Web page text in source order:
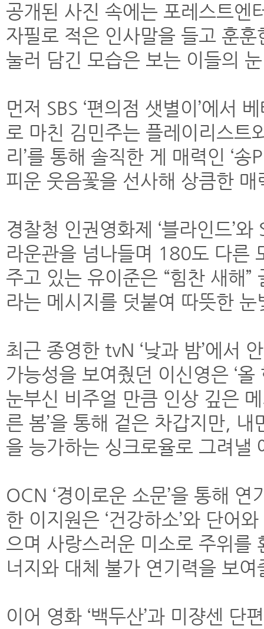
공개된 사진 속에는 포레스트엔
자필로 적은 인사말을 들고 훈
눌러 담긴 모습은 보는 이들의
먼저 SBS ‘편의점 샛별이’에서
로 마친 김민주는 플레이리스트
리’를 통해 솔직한 게 매력인 ‘
피운 웃음꽃을 선사해 상큼한
경찰청 인권영화제 ‘블라인드’
라운관을 넘나들며 180도 다른
주고 있는 유이준은 “힘찬 새해
라는 메시지를 덧붙여 따뜻한
최근 종영한 tvN ‘낮과 밤’에서
가능성을 보여줬던 이신영은 ‘올
눈부신 비주얼 만큼 인상 깊은
른 봄’을 통해 겉은 차갑지만, 내
을 능가하는 싱크로율로 그려낼
OCN ‘경이로운 소문’을 통해
한 이지원은 ‘건강하소’와 단어
으며 사랑스러운 미소로 주위
너지와 대체 불가 연기력을 보
이어 영화 ‘백두산’과 미쟝센 단